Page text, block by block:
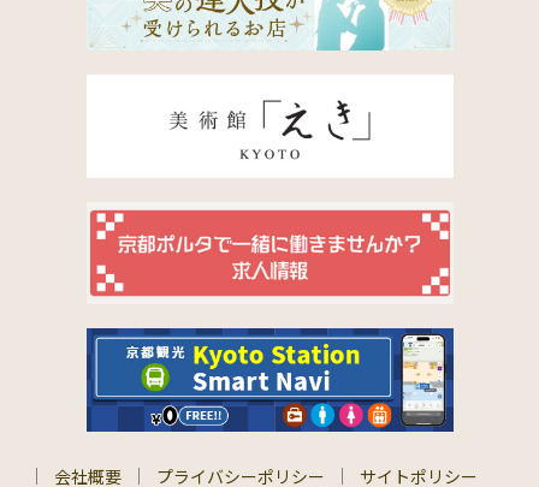
会社概要 プライバシーポリシー サイトポリシー